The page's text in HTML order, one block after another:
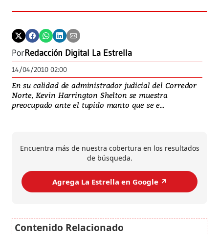
PorRedacción Digital La Estrella
14/04/2010 02:00
En su calidad de administrador judicial del Corredor
Norte, Kevin Harrington Shelton se muestra
preocupado ante el tupido manto que se e...
Encuentra más de nuestra cobertura en los resultados
de búsqueda.
Agrega La Estrella en Google ↗️